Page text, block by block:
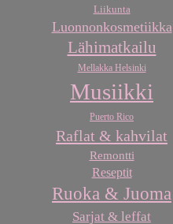
Liikunta
Luonnonkosmetiikka
Lähimatkailu
Mellakka Helsinki
Musiikki
Puerto Rico
Raflat & kahvilat
Remontti
Reseptit
Ruoka & Juoma
Sarjat & leffat